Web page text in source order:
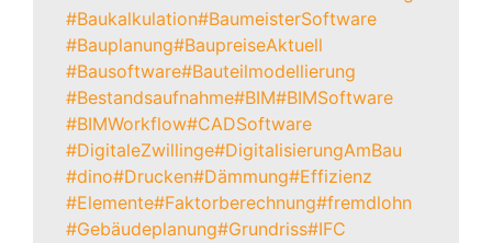
#Baukalkulation#BaumeisterSoftware
#Bauplanung#BaupreiseAktuell
#Bausoftware#Bauteilmodellierung
#Bestandsaufnahme#BIM#BIMSoftware
#BIMWorkflow#CADSoftware
#DigitaleZwillinge#DigitalisierungAmBau
#dino#Drucken#Dämmung#Effizienz
#Elemente#Faktorberechnung#fremdlohn
#Gebäudeplanung#Grundriss#IFC